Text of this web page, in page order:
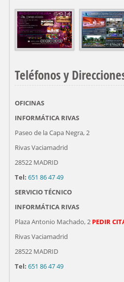
Teléfonos y
OFICINAS
INFORMÁTICA RIVAS
Paseo de la Capa Negra, 2
Rivas Vaciamadrid
28522 MADRID
Tel: 651 86 47 49
SERVICIO TÉCNICO
INFORMÁTICA RIVAS
Plaza Antonio Machado, 2 PEDIR
Rivas Vaciamadrid
28522 MADRID
Tel: 651 86 47 49